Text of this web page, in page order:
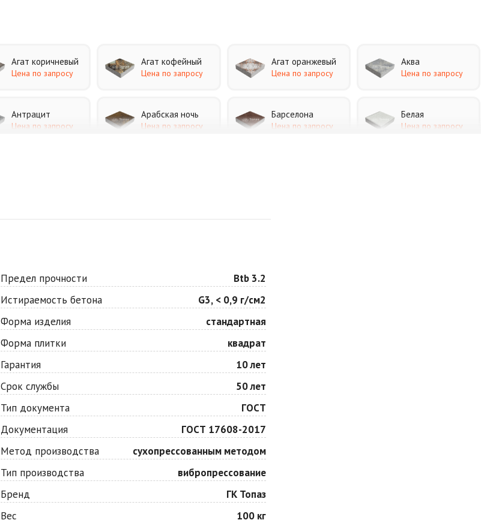
Агат коричневый
Цена по запросу
Агат кофейный
Цена по запросу
Агат оранжевый
Цена по запросу
Аква
Цена по запросу
Антрацит
Цена по запросу
Арабская ночь
Цена по запросу
Барселона
Цена по запросу
Белая
Цена по запросу
Коричневая Красная
Цена по запросу Цена по запросу
Серо-белая
Цена по запросу
Предел прочности
Btb 3.2
Истираемость бетона
G3, < 0,9 г/см2
Форма изделия
стандартная
Форма плитки
квадрат
Гарантия
10 лет
Срок службы
50 лет
Тип документа
ГОСТ
Документация
ГОСТ 17608-2017
Метод производства
сухопрессованным методом
Тип производства
вибропрессование
Бренд
ГК Топаз
Вес
100 кг